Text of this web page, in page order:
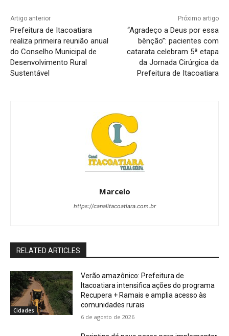
Artigo anterior
Prefeitura de Itacoatiara
realiza primeira reunião anual
do Conselho Municipal de
Desenvolvimento Rural
Sustentável
Próximo artigo
“Agradeço a Deus por essa
bênção”: pacientes com
catarata celebram 5ª etapa
da Jornada Cirúrgica da
Prefeitura de Itacoatiara
Marcelo
https://canalitacoatiara.com.br
RELATED ARTICLES
Cidades
Verão amazônico: Prefeitura de
Itacoatiara intensifica ações do programa
Recupera + Ramais e amplia acesso às
comunidades rurais
6 de agosto de 2026